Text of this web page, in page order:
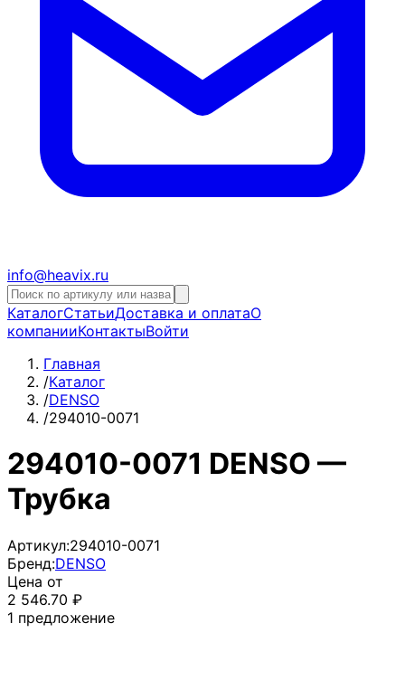
info@heavix.ru
КаталогСтатьиДоставка и оплатаО
компанииКонтактыВойти
Главная
/Каталог
/DENSO
/294010-0071
294010-0071 DENSO —
Трубка
Артикул:294010-0071
Бренд:DENSO
Цена от
2 546.70 ₽
1 предложение